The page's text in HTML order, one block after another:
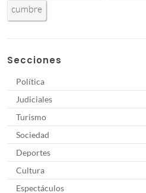
cumbre
Secciones
Política
Judiciales
Turismo
Sociedad
Deportes
Cultura
Espectáculos